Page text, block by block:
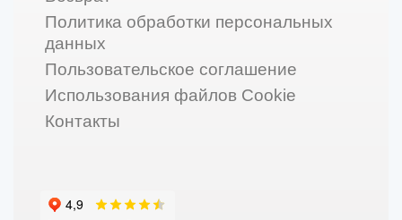
Политика обработки персональных
данных
Пользовательское соглашение
Использования файлов Cookie
Контакты